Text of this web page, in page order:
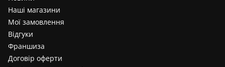
Наші магазини
Мої замовлення
Відгуки
Франшиза
Договір оферти